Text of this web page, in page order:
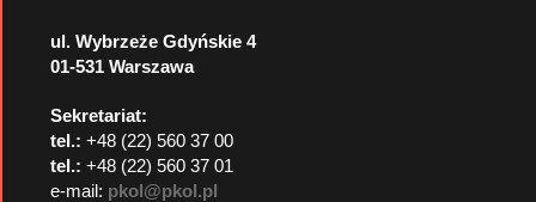
ul. Wybrzeże Gdyńskie 4
01-531 Warszawa
Sekretariat:
tel.: +48 (22) 560 37 00
tel.: +48 (22) 560 37 01
e-mail: pkol@pkol.pl